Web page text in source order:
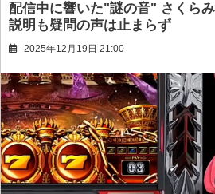
配信中に響いた"謎の音" さくら
説明も疑問の声は止まらず
2025年12月19日 21:00